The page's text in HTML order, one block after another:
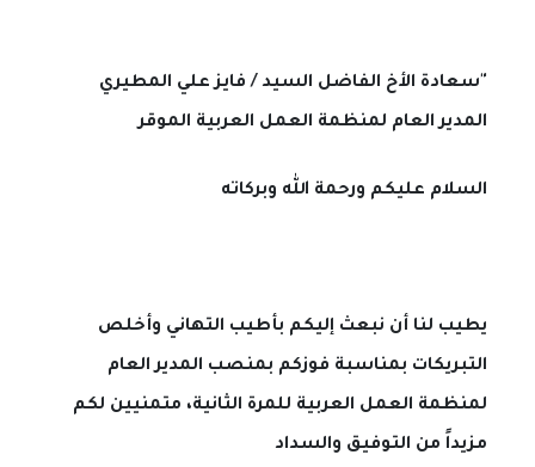
"سعادة الأخ الفاضل السيد / فايز علي المطيري
المدير العام لمنظمة العمل العربية الموقر
السلام عليكم ورحمة الله وبركاته
يطيب لنا أن نبعث إليكم بأطيب التهاني وأخلص
التبريكات بمناسبة فوزكم بمنصب المدير العام
لمنظمة العمل العربية للمرة الثانية، متمنيين لكم
مزيداً من التوفيق والسداد